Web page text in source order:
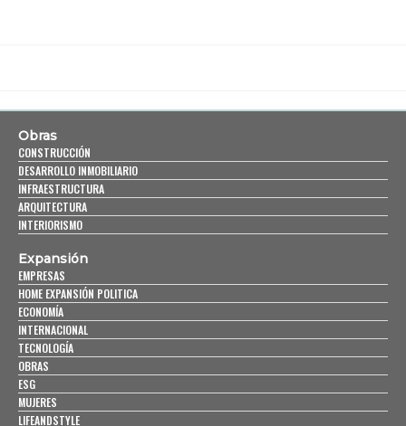
Obras
CONSTRUCCIÓN
DESARROLLO INMOBILIARIO
INFRAESTRUCTURA
ARQUITECTURA
INTERIORISMO
Expansión
EMPRESAS
HOME EXPANSIÓN POLITICA
ECONOMÍA
INTERNACIONAL
TECNOLOGÍA
OBRAS
ESG
MUJERES
LIFEANDSTYLE